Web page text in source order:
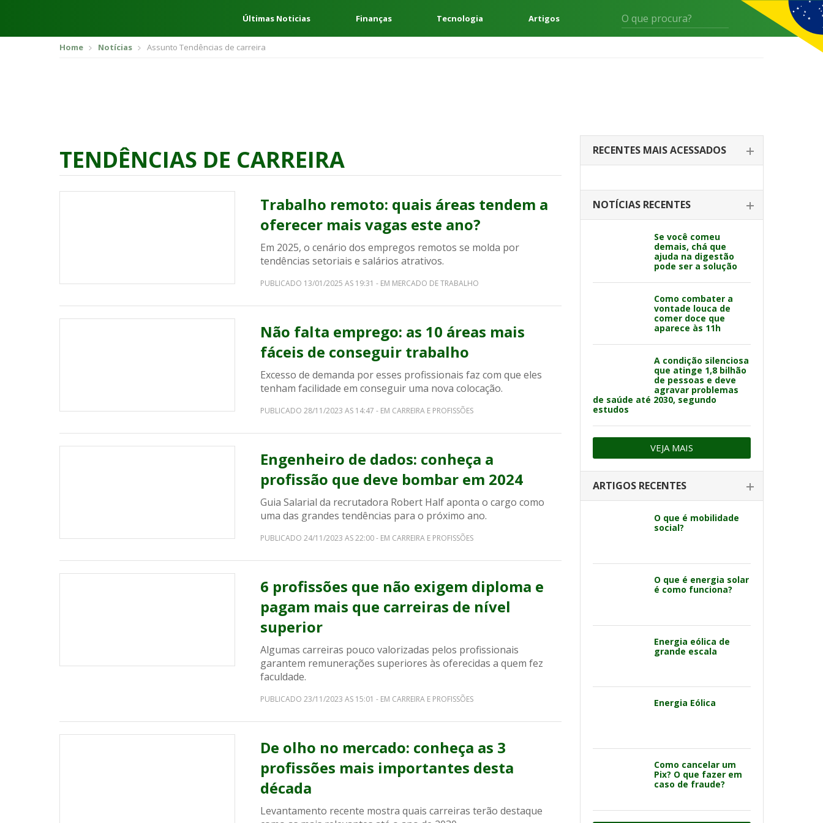
Últimas Noticias Finanças Tecnologia Artigos
Home Notícias Assunto Tendências de carreira
TENDÊNCIAS DE CARREIRA
Trabalho remoto: quais áreas tendem a
oferecer mais vagas este ano?
Em 2025, o cenário dos empregos remotos se molda por
tendências setoriais e salários atrativos.
PUBLICADO 13/01/2025 AS 19:31 - EM MERCADO DE TRABALHO
Não falta emprego: as 10 áreas mais
fáceis de conseguir trabalho
Excesso de demanda por esses profissionais faz com que eles
tenham facilidade em conseguir uma nova colocação.
PUBLICADO 28/11/2023 AS 14:47 - EM CARREIRA E PROFISSÕES
Engenheiro de dados: conheça a
profissão que deve bombar em 2024
Guia Salarial da recrutadora Robert Half aponta o cargo como
uma das grandes tendências para o próximo ano.
PUBLICADO 24/11/2023 AS 22:00 - EM CARREIRA E PROFISSÕES
6 profissões que não exigem diploma e
pagam mais que carreiras de nível
superior
Algumas carreiras pouco valorizadas pelos profissionais
garantem remunerações superiores às oferecidas a quem fez
faculdade.
PUBLICADO 23/11/2023 AS 15:01 - EM CARREIRA E PROFISSÕES
De olho no mercado: conheça as 3
profissões mais importantes desta
década
Levantamento recente mostra quais carreiras terão destaque
RECENTES MAIS ACESSADOS
NOTÍCIAS RECENTES
Se você comeu
demais, chá que
ajuda na digestão
pode ser a solução
Como combater a
vontade louca de
comer doce que
aparece às 11h
A condição silenciosa
que atinge 1,8 bilhão
de pessoas e deve
agravar problemas
de saúde até 2030, segundo
estudos
VEJA MAIS
ARTIGOS RECENTES
O que é mobilidade
social?
O que é energia solar
é como funciona?
Energia eólica de
grande escala
Energia Eólica
Como cancelar um
Pix? O que fazer em
caso de fraude?